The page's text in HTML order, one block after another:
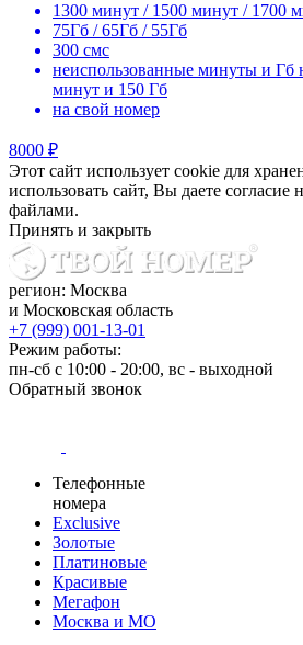
1300 минут / 1500 минут / 1700
75Гб / 65Гб / 55Гб
300 смс
неиспользованные минуты и Гб
минут и 150 Гб
на свой номер
8000 ₽
Этот сайт использует cookie для
использовать сайт, Вы даете согласие
файлами.
Принять и закрыть
регион: Москва
и Московская область
+7 (999) 001-13-01
Режим работы:
пн-сб с 10:00 - 20:00, вс - выходной
Обратный звонок
Телефонные
номера
Exclusive
Золотые
Платиновые
Красивые
Мегафон
Москва и МО